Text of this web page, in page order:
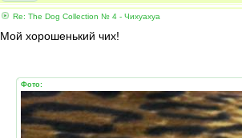
Re: The Dog Collection № 4 - Чихуахуа
Мой хорошенький чих!
Фото: